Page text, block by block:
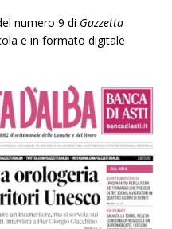
numero 9 di Gazzetta
e in formato digitale